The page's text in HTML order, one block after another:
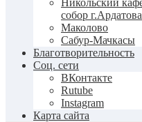
Никольский
собор г.Ардатова
Маколово
Сабур-Мачкасы
Благотворительность
Соц. сети
ВКонтакте
Rutube
Instagram
Карта сайта